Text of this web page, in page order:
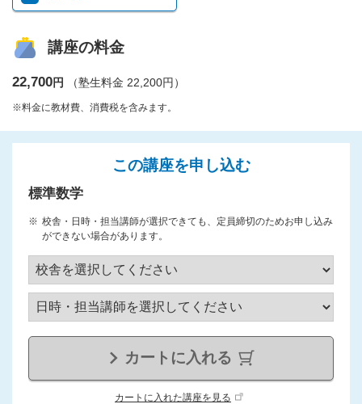
講座の料金
22,700円 （塾生料金 22,200円）
※料金に教材費、消費税を含みます。
この講座を申し込む
標準数学
校舎・日時・担当講師が選択できても、定員締切のためお申し込み
ができない場合があります。
カートに入れる
カートに入れた講座を見る